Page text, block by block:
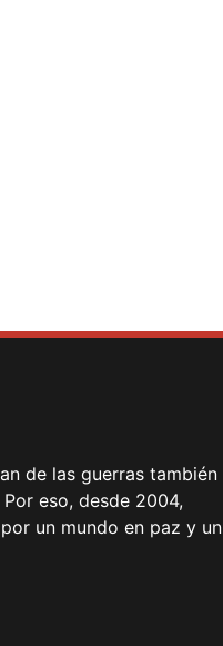
de las guerras también
eso, desde 2004,
un mundo en paz y un